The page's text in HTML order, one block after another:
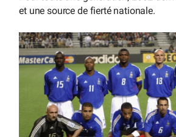
et une source de fierté nationale.